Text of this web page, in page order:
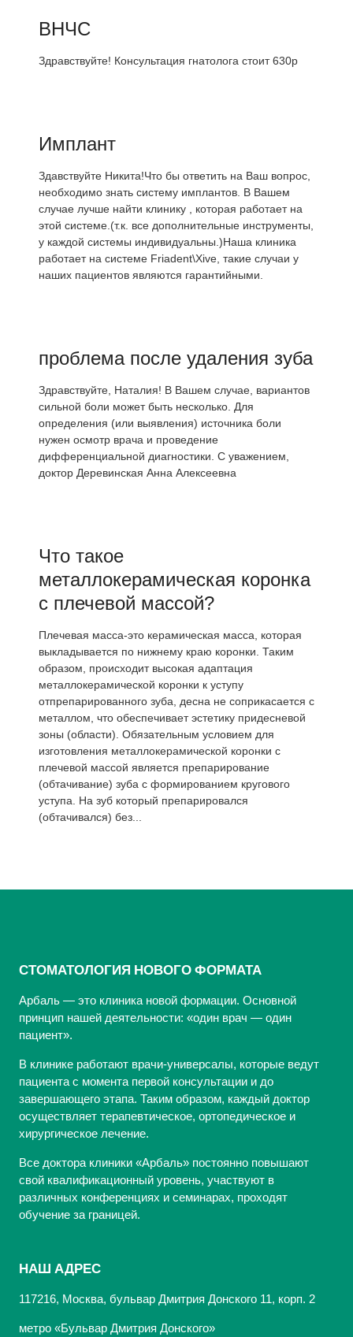
ВНЧС
Здравствуйте! Консультация гнатолога стоит 630р
Имплант
Здавствуйте Никита!Что бы ответить на Ваш вопрос,
необходимо знать систему имплантов. В Вашем
случае лучше найти клинику , которая работает на
этой системе.(т.к. все дополнительные инструменты,
у каждой системы индивидуальны.)Наша клиника
работает на системе Friadent\Xive, такие случаи у
наших пациентов являются гарантийными.
проблема после удаления зуба
Здравствуйте, Наталия! В Вашем случае, вариантов
сильной боли может быть несколько. Для
определения (или выявления) источника боли
нужен осмотр врача и проведение
дифференциальной диагностики. С уважением,
доктор Деревинская Анна Алексеевна
Что такое
металлокерамическая коронка
с плечевой массой?
Плечевая масса-это керамическая масса, которая
выкладывается по нижнему краю коронки. Таким
образом, происходит высокая адаптация
металлокерамической коронки к уступу
отпрепарированного зуба, десна не соприкасается с
металлом, что обеспечивает эстетику придесневой
зоны (области). Обязательным условием для
изготовления металлокерамической коронки с
плечевой массой является препарирование
(обтачивание) зуба с формированием кругового
уступа. На зуб который препарировался
(обтачивался) без...
СТОМАТОЛОГИЯ НОВОГО ФОРМАТА
Арбаль — это клиника новой формации. Основной
принцип нашей деятельности: «один врач — один
пациент».
В клинике работают врачи-универсалы, которые ведут
пациента с момента первой консультации и до
завершающего этапа. Таким образом, каждый доктор
осуществляет терапевтическое, ортопедическое и
хирургическое лечение.
Все доктора клиники «Арбаль» постоянно повышают
свой квалификационный уровень, участвуют в
различных конференциях и семинарах, проходят
обучение за границей.
НАШ АДРЕС
117216, Москва, бульвар Дмитрия Донского 11, корп. 2
метро «Бульвар Дмитрия Донского»